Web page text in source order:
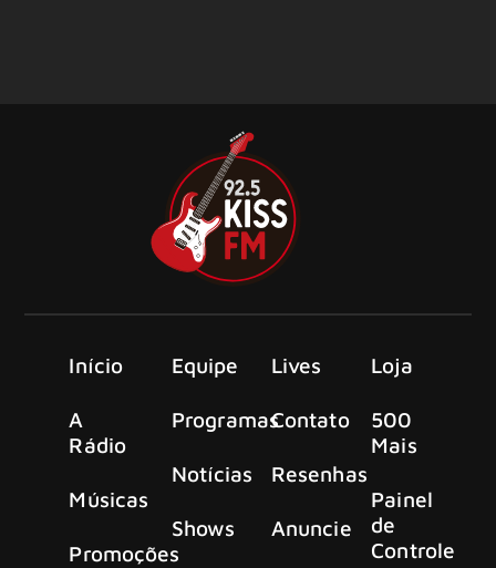
Início
A
Rádio
Músicas
Promoções
Equipe
Programas
Notícias
Shows
Lives
Contato
Resenhas
Anuncie
Loja
500
Mais
Painel
de
Controle